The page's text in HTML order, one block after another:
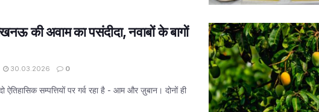
की अवाम का पसंदीदा, नवाबों के बागों
30.03.2026 0
सम्पत्तियों पर गर्व रहा है - आम और ज़ुबान। दोनों ही